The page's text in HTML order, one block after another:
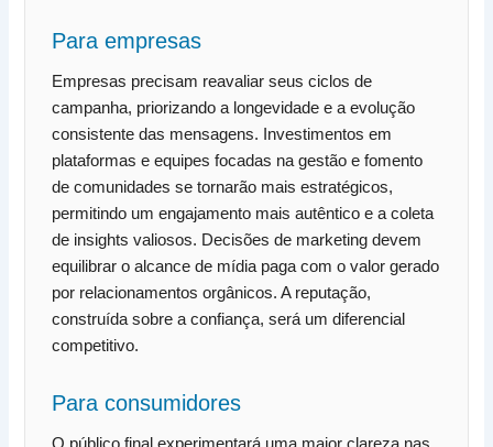
Para empresas
Empresas precisam reavaliar seus ciclos de
campanha, priorizando a longevidade e a evolução
consistente das mensagens. Investimentos em
plataformas e equipes focadas na gestão e fomento
de comunidades se tornarão mais estratégicos,
permitindo um engajamento mais autêntico e a coleta
de insights valiosos. Decisões de marketing devem
equilibrar o alcance de mídia paga com o valor gerado
por relacionamentos orgânicos. A reputação,
construída sobre a confiança, será um diferencial
competitivo.
Para consumidores